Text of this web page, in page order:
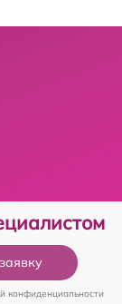
конфиденциальности